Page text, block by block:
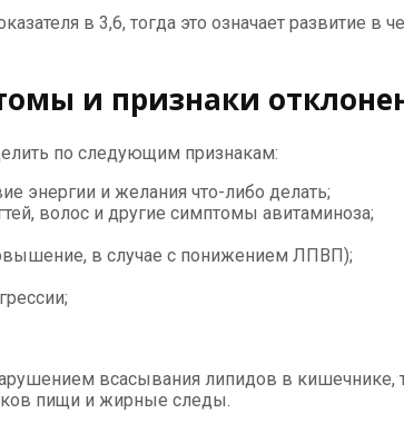
в 3,6, тогда это означает развитие
и признаки
по следующим признакам:
энергии и желания что-либо делать;
волос и другие симптомы авитаминоза;
в случае с понижением ЛПВП);
всасывания липидов в кишечнике,
пищи и жирные следы.